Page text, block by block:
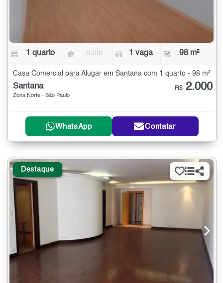
1 quarto - suíte 1 vaga 98 m²
Casa Comercial para Alugar em Santana com 1 quarto - 98 m²
Santana
Zona Norte - São Paulo
R$ 2.000
WhatsApp Contatar
Destaque